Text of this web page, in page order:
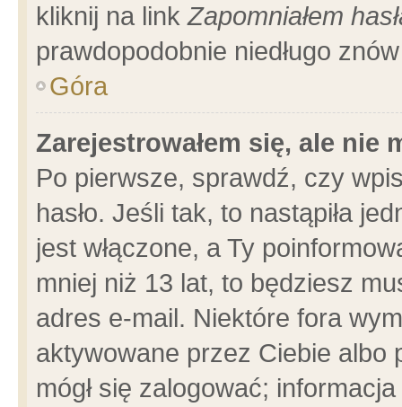
kliknij na linkZapomniałem
prawdopodobnie niedługo
Góra
Zarejestrowałem się, ale nie
Po pierwsze, sprawdź, czy
hasło. Jeśli tak, to nastąpiła
jest włączone, a Ty
mniej niż 13 lat, to będziesz
adres e-mail. Niektóre fora
aktywowane przez Ciebie albo
mógł się zalogować;